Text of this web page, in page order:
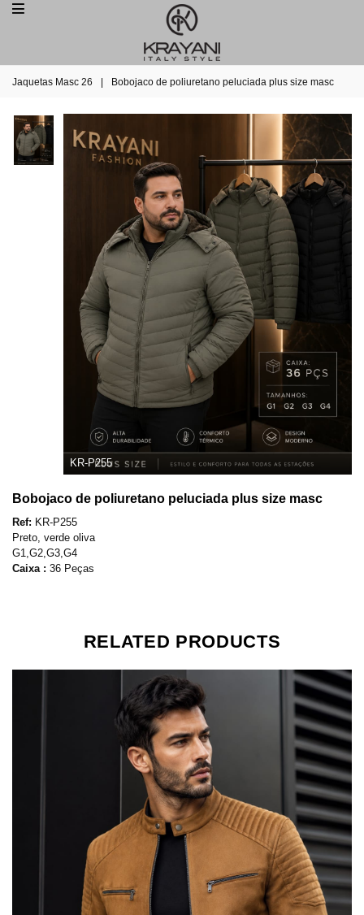
Jaquetas Masc 26 Bobojaco de poliuretano peluciada plus size masc
KR-P255
Bobojaco de poliuretano peluciada plus size masc
Ref: KR-P255
Preto, verde oliva
G1,G2,G3,G4
Caixa : 36 Peças
RELATED PRODUCTS